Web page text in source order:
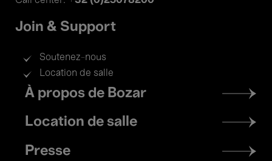
Join & Support
Soutenez-nous
Location de salle
Footer
menu
À propos de Bozar
Location de salle
Presse